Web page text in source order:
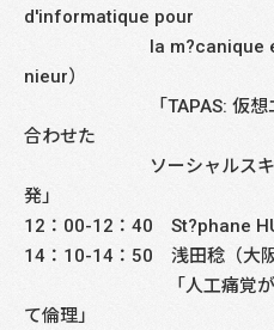
d'informatique pour
la m?canique et les
nieur）
「TAPAS: 仮想エージ
合わせた
ソーシャルスキルの
発」
12：00-12：40 St?phane
14：10-14：50 浅田稔（大阪
「人工痛覚がもたら
て倫理」